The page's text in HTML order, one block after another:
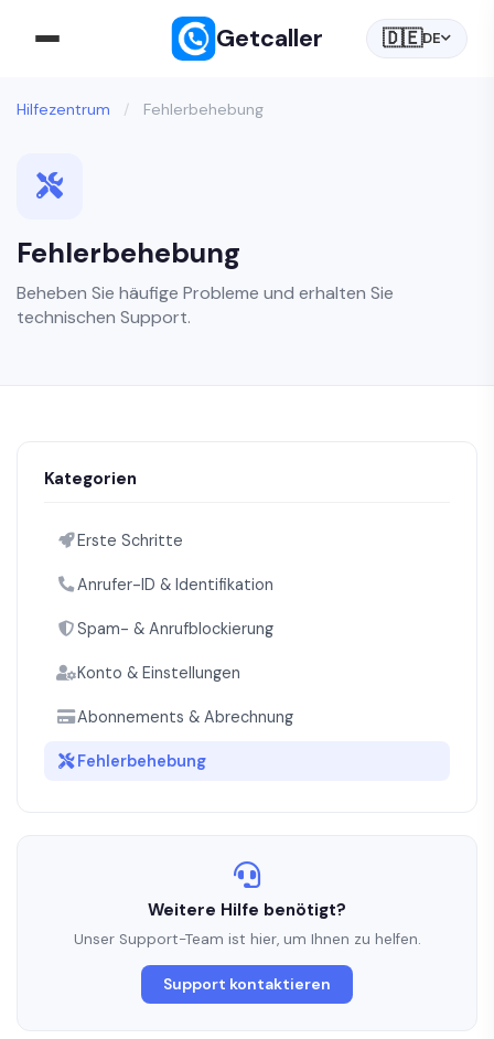
Getcaller 🇩🇪DE
Hilfezentrum / Fehlerbehebung
Fehlerbehebung
Beheben Sie häufige Probleme und erhalten Sie
technischen Support.
Kategorien
Erste Schritte
Anrufer-ID & Identifikation
Spam- & Anrufblockierung
Konto & Einstellungen
Abonnements & Abrechnung
Fehlerbehebung
Weitere Hilfe benötigt?
Unser Support-Team ist hier, um Ihnen zu helfen.
Support kontaktieren